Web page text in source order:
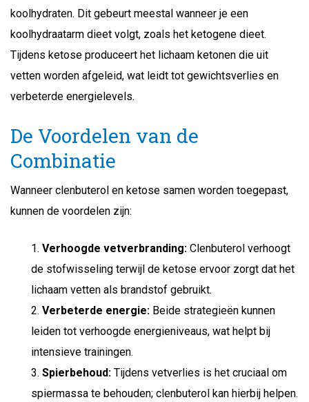
koolhydraten. Dit gebeurt meestal wanneer je een
koolhydraatarm dieet volgt, zoals het ketogene dieet.
Tijdens ketose produceert het lichaam ketonen die uit
vetten worden afgeleid, wat leidt tot gewichtsverlies en
verbeterde energielevels.
De Voordelen van de
Combinatie
Wanneer clenbuterol en ketose samen worden toegepast,
kunnen de voordelen zijn:
Verhoogde vetverbranding: Clenbuterol verhoogt
de stofwisseling terwijl de ketose ervoor zorgt dat het
lichaam vetten als brandstof gebruikt.
Verbeterde energie: Beide strategieën kunnen
leiden tot verhoogde energieniveaus, wat helpt bij
intensieve trainingen.
Spierbehoud: Tijdens vetverlies is het cruciaal om
spiermassa te behouden; clenbuterol kan hierbij helpen.